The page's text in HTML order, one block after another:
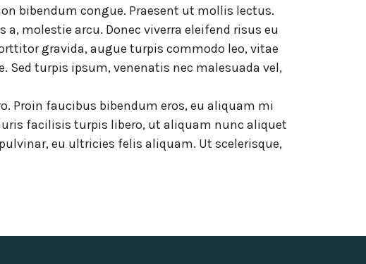
bibendum congue. Praesent ut mollis lectus.
molestie arcu. Donec viverra eleifend risus eu
gravida, augue turpis commodo leo, vitae
turpis ipsum, venenatis nec malesuada vel,
Proin faucibus bibendum eros, eu aliquam mi
facilisis turpis libero, ut aliquam nunc aliquet
eu ultricies felis aliquam. Ut scelerisque,